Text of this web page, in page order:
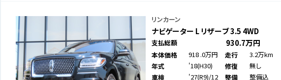
リンカーン
ナビゲーター L リザーブ 3.5 4WD
支払総額 930.7万円
本体価格 918.0万円 走行
3.2万km
年式
'18(H30) 修復
無し
車検
'27(R9)/12 整備
整備込